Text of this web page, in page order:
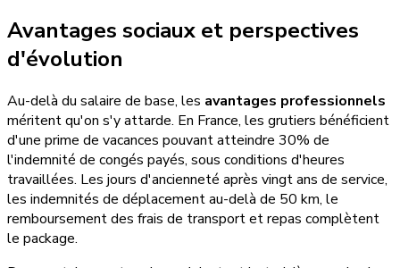
Avantages sociaux et perspectives
d'évolution
Au-delà du salaire de base, les avantages professionnels
méritent qu'on s'y attarde. En France, les grutiers bénéficient
d'une prime de vacances pouvant atteindre 30% de
l'indemnité de congés payés, sous conditions d'heures
travaillées. Les jours d'ancienneté après vingt ans de service,
les indemnités de déplacement au-delà de 50 km, le
remboursement des frais de transport et repas complètent
le package.